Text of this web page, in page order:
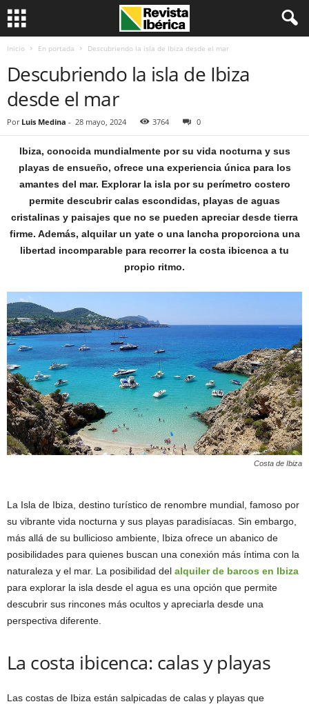
Inicio En portada Descubriendo la isla de Ibiza desde el mar
Descubriendo la isla de Ibiza
desde el mar
Por Luis Medina - 28 mayo, 2024 3764 0
Ibiza, conocida mundialmente por su vida nocturna y sus
playas de ensueño, ofrece una experiencia única para los
amantes del mar. Explorar la isla por su perímetro costero
permite descubrir calas escondidas, playas de aguas
cristalinas y paisajes que no se pueden apreciar desde tierra
firme. Además, alquilar un yate o una lancha proporciona una
libertad incomparable para recorrer la costa ibicenca a tu
propio ritmo.
Costa de Ibiza
La Isla de Ibiza, destino turístico de renombre mundial, famoso por
su vibrante vida nocturna y sus playas paradisíacas. Sin embargo,
más allá de su bullicioso ambiente, Ibiza ofrece un abanico de
posibilidades para quienes buscan una conexión más íntima con la
naturaleza y el mar. La posibilidad del alquiler de barcos en Ibiza
para explorar la isla desde el agua es una opción que permite
descubrir sus rincones más ocultos y apreciarla desde una
perspectiva diferente.
La costa ibicenca: calas y playas
Las costas de Ibiza están salpicadas de calas y playas que